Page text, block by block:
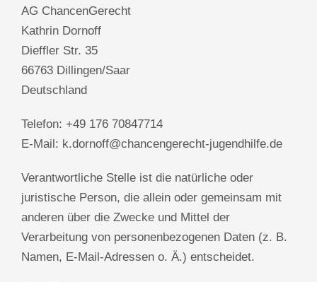
AG ChancenGerecht
Kathrin Dornoff
Dieffler Str. 35
66763 Dillingen/Saar
Deutschland
Telefon: +49 176 70847714
E-Mail: k.dornoff@chancengerecht-jugendhilfe.de
Verantwortliche Stelle ist die natürliche oder
juristische Person, die allein oder gemeinsam mit
anderen über die Zwecke und Mittel der
Verarbeitung von personenbezogenen Daten (z. B.
Namen, E-Mail-Adressen o. Ä.) entscheidet.